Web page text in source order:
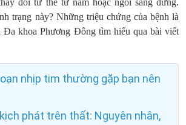
đổi tư thế từ nằm hoặc ngồi sang đứng.
trạng này? Những triệu chứng của bệnh là
Đa khoa Phương Đông tìm hiểu qua bài viết
nhịp tim thường gặp bạn nên
phát trên thất: Nguyên nhân,